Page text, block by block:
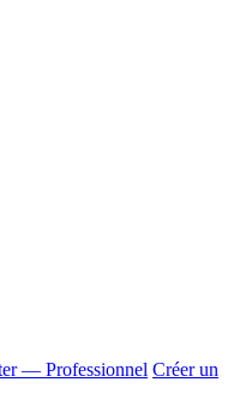
— Professionnel Créer un